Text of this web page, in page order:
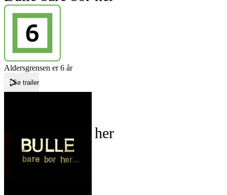
Aldersgrensen er 6 år
Se trailer
Bulle bare bor her
Forfatter:
Leverandør: